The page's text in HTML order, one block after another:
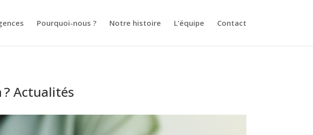
Pourquoi-nous ? Notre histoire L’équipe Contact
? Actualités